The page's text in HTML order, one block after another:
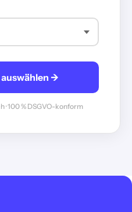
→
100 % DSGVO-konform